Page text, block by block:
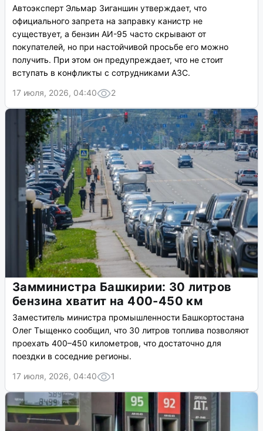
Автоэксперт Эльмар Зиганшин утверждает, что
официального запрета на заправку канистр не
существует, а бензин АИ-95 часто скрывают от
покупателей, но при настойчивой просьбе его можно
получить. При этом он предупреждает, что не стоит
вступать в конфликты с сотрудниками АЗС.
17 июля, 2026, 04:40
2
Замминистра Башкирии: 30 литров
бензина хватит на 400-450 км
Заместитель министра промышленности Башкортостана
Олег Тыщенко сообщил, что 30 литров топлива позволяют
проехать 400–450 километров, что достаточно для
поездки в соседние регионы.
17 июля, 2026, 04:40
1